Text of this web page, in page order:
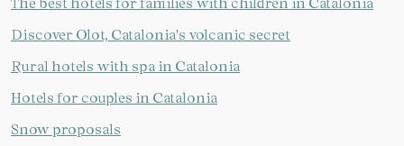
Manage my booking
Discover Olot, Catalonia's volcanic secret
Rural hotels with spa in Catalonia
Hotels for couples in Catalonia
Snow proposals